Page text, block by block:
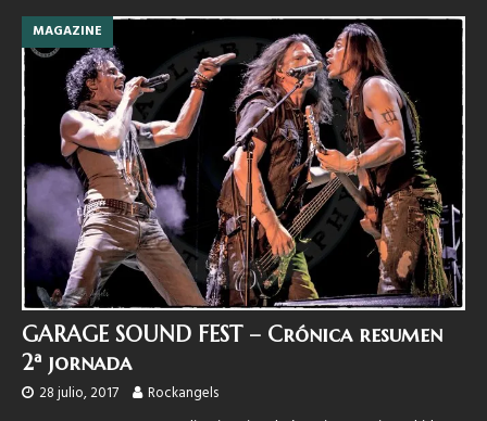
MAGAZINE
GARAGE SOUND FEST – Crónica resumen
2ª jornada
28 julio, 2017 Rockangels